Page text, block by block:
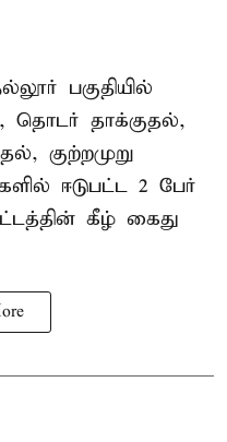
பகுதியில்
தாக்குதல்,
குற்றமுறு
ஈடுபட்ட 2 பேர்
கீழ் கைது